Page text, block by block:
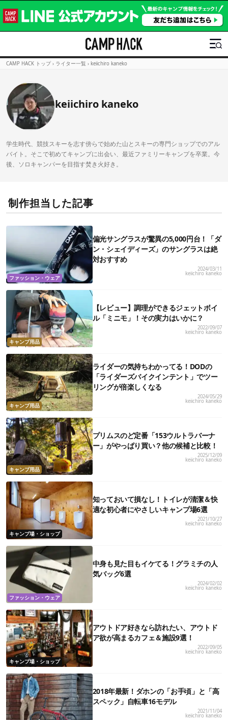
CAMP HACK トップ › ライター一覧 › keiichiro kaneko
keiichiro kaneko
学生時代、競技スキーを志す傍らで始めた山とスキーの専門ショップでのアル
バイト。そこで初めてキャンプに出会い、最近ファミリーキャンプを卒業。今
後、ソロキャンパーを目指す焚き火好き。
制作担当した記事
ファッション・ウェア
偏光サングラスが驚異の5,000円台！「ダ
ン・シェイディーズ」のサングラスは絶
対おすすめ
2024/03/11
keiichiro kaneko
キャンプ用品
【レビュー】調理ができるジェットボイ
ル「ミニモ」！その実力はいかに？
2022/09/07
keiichiro kaneko
キャンプ用品
ライダーの気持ちわかってる！DODの
「ライダーズバイクインテント」でツー
リングが倍楽しくなる
2024/05/29
keiichiro kaneko
キャンプ用品
プリムスのど定番「153ウルトラバーナ
ー」がやっぱり買い？他の候補と比較！
2025/12/09
keiichiro kaneko
キャンプ場・ショップ
知っておいて損なし！トイレが清潔＆快
適な初心者にやさしいキャンプ場6選
2021/10/27
keiichiro kaneko
ファッション・ウェア
中身も見た目もイケてる！グラミチの人
気バッグ6選
2024/02/02
keiichiro kaneko
キャンプ場・ショップ
アウトドア好きなら訪れたい、アウトド
ア欲が高まるカフェ＆施設9選！
2022/09/05
keiichiro kaneko
2018年最新！ダホンの「お手頃」と「高
スペック」自転車16モデル
2021/11/04
keiichiro kaneko